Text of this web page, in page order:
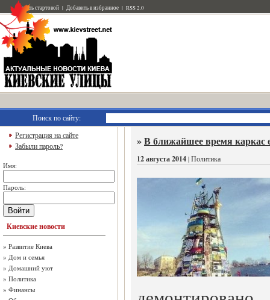
Сделать стартовой | Добавить в избранное | RSS 2.0
Поиск по сайту:
Регистрация на сайте
Забыли пароль?
Имя:
Пароль:
Войти
Киевские новости
» Развитие Киева
» Дом и семья
» Домашний уют
» Политика
» Финансы
»В ближайшее время каркас
12 августа 2014| Политика